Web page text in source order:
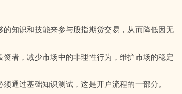
知识和技能来参与股指期货交易，从而降低因无
者，减少市场中的非理性行为，维护市场的稳定
通过基础知识测试，这是开户流程的一部分。